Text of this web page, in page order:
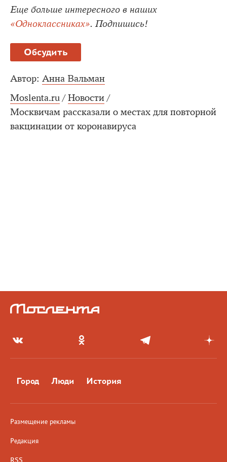
Еще больше интересного в наших
«Одноклассниках». Подпишись!
Обсудить
Автор: Анна Вальман
Moslenta.ru / Новости /
Москвичам рассказали о местах для повторной
вакцинации от коронавируса
Город Люди История
Размещение рекламы
Редакция
RSS